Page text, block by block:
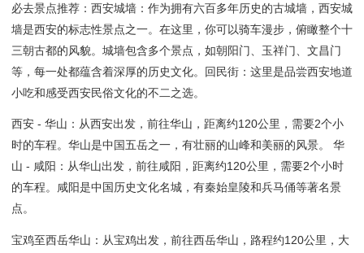
必去景点推荐：西安城墙：作为拥有六百多年历史的古城墙，西安城
墙是西安的标志性景点之一。在这里，你可以骑车漫步，俯瞰整个十
三朝古都的风貌。城墙包含多个景点，如朝阳门、玉祥门、文昌门
等，每一处都蕴含着深厚的历史文化。回民街：这里是品尝西安地道
小吃和感受西安民俗文化的不二之选。
西安 - 华山：从西安出发，前往华山，距离约120公里，需要2个小
时的车程。华山是中国五岳之一，有壮丽的山峰和美丽的风景。 华
山 - 咸阳：从华山出发，前往咸阳，距离约120公里，需要2个小时
的车程。咸阳是中国历史文化名城，有秦始皇陵和兵马俑等著名景
点。
宝鸡至西岳华山：从宝鸡出发，前往西岳华山，路程约120公里，大